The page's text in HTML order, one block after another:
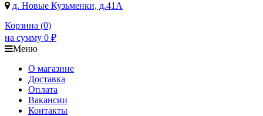
д. Новые Кузьменки, д.41А
Корзина (0)
на сумму 0 ₽
Меню
О магазине
Доставка
Оплата
Вакансии
Контакты